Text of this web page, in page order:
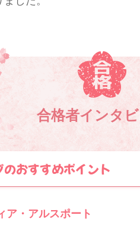
合格者インタ
おすすめポイント
ア・アルスポート